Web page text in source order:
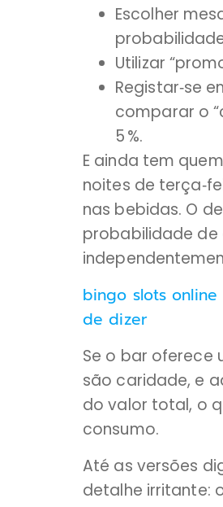
Escolher
Utilizar
Registar‑se
comparar o
5 %.
E ainda tem
noites de
nas bebidas. O
probabilidade de
bingo slots
de dizer
Se o bar oferece
são caridade, e
do valor total, o
consumo.
Até as versões
detalhe irritante: